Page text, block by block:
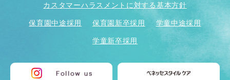
カスタマーハラスメントに対する基本方針
保育園中途採用 保育園新卒採用 学童中途採用
学童新卒採用